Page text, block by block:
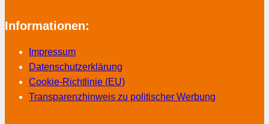
Informationen:
Impressum
Datenschutzerklärung
Cookie-Richtlinie (EU)
Transparenzhinweis zu politischer Werbung